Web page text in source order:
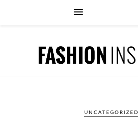
UNCATEGORIZED